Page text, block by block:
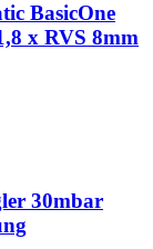
BasicOne
x RVS 8mm
30mbar